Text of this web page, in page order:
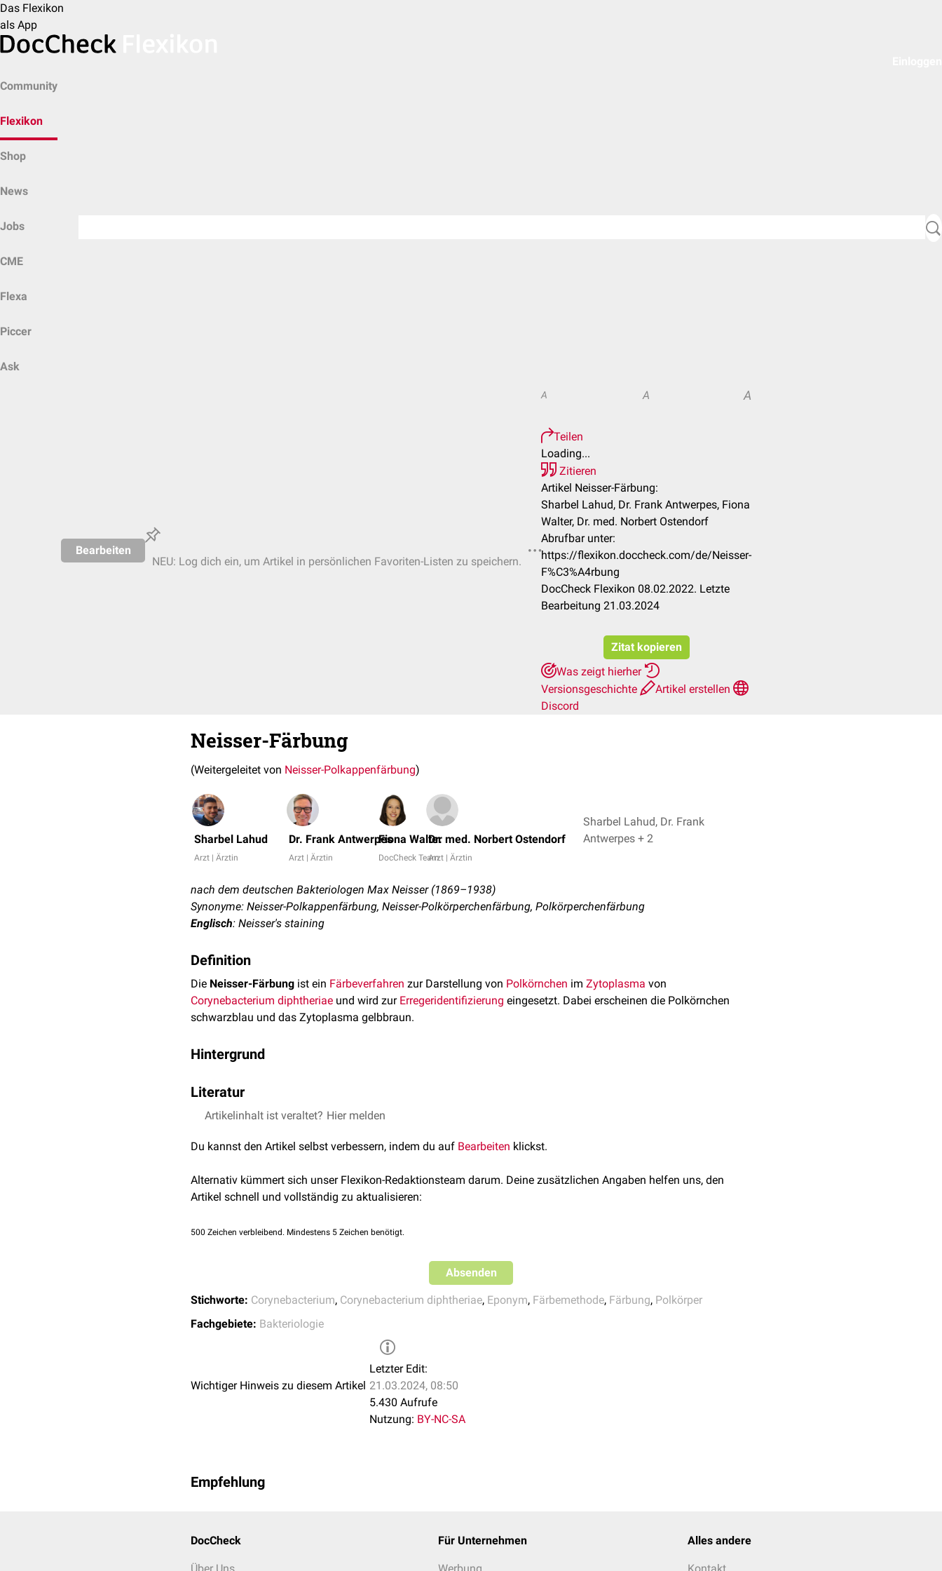
Das Flexikon
als App
Community
Flexikon
Shop
News
Jobs
CME
Flexa
Piccer
Ask
Bearbeiten
NEU: Log dich ein, um Artikel in persönlichen Favoriten-Listen zu speichern.
A A A
Teilen
Loading...
Zitieren
Artikel Neisser-Färbung:
Sharbel Lahud, Dr. Frank Antwerpes, Fiona
Walter, Dr. med. Norbert Ostendorf
Abrufbar unter:
https://flexikon.doccheck.com/de/Neisser-
F%C3%A4rbung
DocCheck Flexikon 08.02.2022. Letzte
Bearbeitung 21.03.2024
Zitat kopieren
Was zeigt hierher
Versionsgeschichte
Artikel erstellen
Discord
Neisser-Färbung
(Weitergeleitet von Neisser-Polkappenfärbung)
Sharbel Lahud
Arzt | Ärztin
Dr. Frank Antwerpes
Arzt | Ärztin
Fiona Walter
DocCheck Team
Dr. med. Norbert Ostendorf
Arzt | Ärztin
Sharbel Lahud, Dr. Frank
Antwerpes + 2
nach dem deutschen Bakteriologen Max Neisser (1869–1938)
Synonyme: Neisser-Polkappenfärbung, Neisser-Polkörperchenfärbung, Polkörperchenfärbung
Englisch: Neisser's staining
Definition
Die Neisser-Färbung ist ein Färbeverfahren zur Darstellung von Polkörnchen im Zytoplasma von
Corynebacterium diphtheriae und wird zur Erregeridentifizierung eingesetzt. Dabei erscheinen die Polkörnchen
schwarzblau und das Zytoplasma gelbbraun.
Hintergrund
und einerEisen
durchgeführt.
Literatur
Spektrum - Neisser-Färbung
, abgerufen am 09.02.2022
Artikelinhalt ist veraltet? Hier melden
Du kannst den Artikel selbst verbessern, indem du auf Bearbeiten klickst.
Alternativ kümmert sich unser Flexikon-Redaktionsteam darum. Deine zusätzlichen Angaben helfen uns, den
Artikel schnell und vollständig zu aktualisieren:
500 Zeichen verbleibend. Mindestens 5 Zeichen benötigt.
Absenden
Stichworte: Corynebacterium, Corynebacterium diphtheriae, Eponym, Färbemethode, Färbung, Polkörper
Fachgebiete: Bakteriologie
Wichtiger Hinweis zu diesem Artikel
Letzter Edit:
21.03.2024, 08:50
5.430 Aufrufe
Nutzung: BY-NC-SA
Empfehlung
DocCheck Für Unternehmen Alles andere